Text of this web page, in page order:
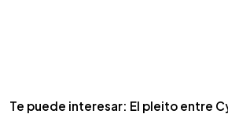
Te puede interesar: El pleito entre